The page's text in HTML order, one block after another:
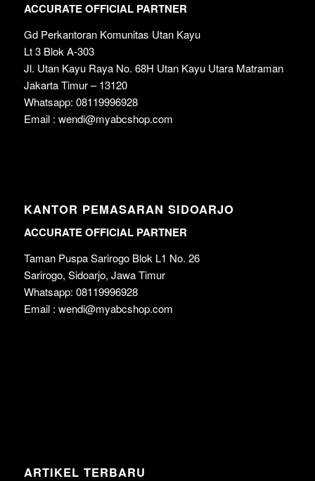
ACCURATE OFFICIAL PARTNER
Gd Perkantoran Komunitas Utan Kayu
Lt 3 Blok A-303
Jl. Utan Kayu Raya No. 68H Utan Kayu Utara Matraman
Jakarta Timur – 13120
Whatsapp: 08119996928
Email : wendi@myabcshop.com
KANTOR PEMASARAN SIDOARJO
ACCURATE OFFICIAL PARTNER
Taman Puspa Sarirogo Blok L1 No. 26
Sarirogo, Sidoarjo, Jawa Timur
Whatsapp: 08119996928
Email : wendi@myabcshop.com
ARTIKEL TERBARU